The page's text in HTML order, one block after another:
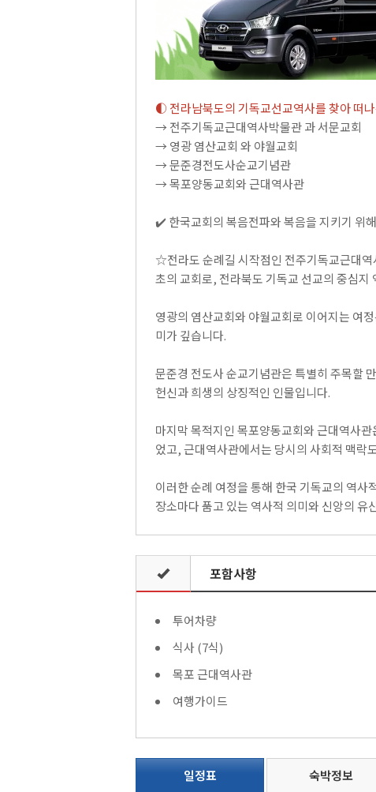
◐ 전라남북도의 기독교선교역사를 찾아 떠
→ 전주기독교근대역사박물관 과 서문교회
→ 영광 염산교회 와 야월교회
→ 문준경전도사순교기념관
→ 목포양동교회와 근대역사관
✔️ 한국교회의 복음전파와 복음을 지키기 위
☆전라도 순례길 시작점인 전주기독교근대역
초의 교회로, 전라북도 기독교 선교의 중심지
영광의 염산교회와 야월교회로 이어지는 여
미가 깊습니다.
문준경 전도사 순교기념관은 특별히 주목할
헌신과 희생의 상징적인 인물입니다.
마지막 목적지인 목포양동교회와 근대역사
었고, 근대역사관에서는 당시의 사회적 맥락
이러한 순례 여정을 통해 한국 기독교의 역
장소마다 품고 있는 역사적 의미와 신앙의 유
포함사항
투어차량
식사 (7식)
목포 근대역사관
여행가이드
일정표 숙박정보